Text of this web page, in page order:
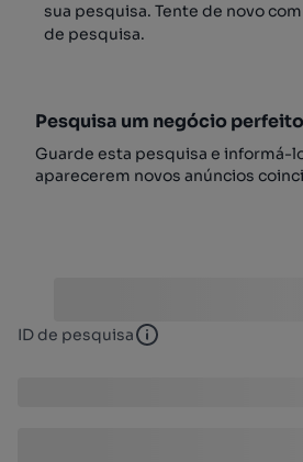
sua pesquisa. Tente de novo
de pesquisa.
Pesquisa um negócio
Guarde esta pesquisa e informá-
aparecerem novos anúncios
ID de pesquisa ID de pesquisa